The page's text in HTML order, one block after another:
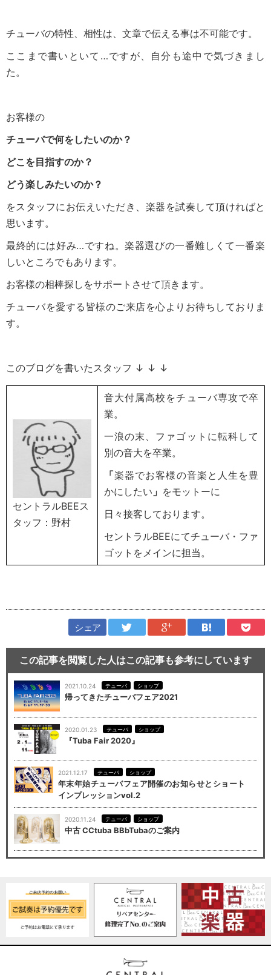
チューバの特性、相性は、文章で伝える事は不可能です。
ここまで書いといて…ですが、自分も途中で気づきまし
た。
お客様の
チューバで何をしたいのか？
どこを目指すのか？
どう楽しみたいのか？
をスタッフにお伝えいただき、楽器を試奏して頂ければと
思います。
最終的には好み…ですね。楽器選びの一番難しくて一番楽
しいところでもあります。
お客様の相棒探しをサポートさせて頂きます。
チューバを愛する皆様のご来店を心よりお待ちしておりま
す。
このブログを書いたスタッフ ↓ ↓ ↓
セントラルBEEス
タッフ：野村
音大付属高校をチューバ専攻で卒
業。
一浪の末、ファゴットに転科して
別の音大を卒業。
「楽器でお客様の音楽と人生を豊
かにしたい 」 をモットーに
日々接客しております。
セントラルBEEにてチューバ・ファ
ゴットをメインに担当。
シェア
この記事を閲覧した人はこの記事も参考にしています
2021.10.24 テューバ ショップ
帰ってきたチューバフェア2021
2020.01.23 テューバ ショップ
『Tuba Fair 2020』
2021.12.17 テューバ ショップ
年末年始チューバフェア開催のお知らせとショート
インプレッションvol.2
2020.11.24 テューバ ショップ
中古 CCtuba BBbTubaのご案内